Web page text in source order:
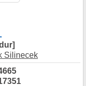
Silinecek